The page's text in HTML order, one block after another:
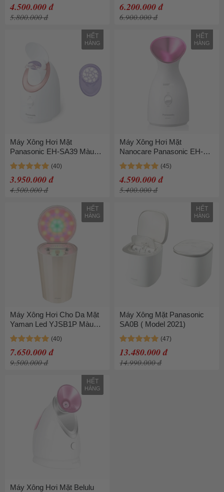
4.500.000 đ
5.800.000 đ
6.200.000 đ
6.900.000 đ
HẾT
HÀNG
Máy Xông Hơi Mặt
Panasonic EH-SA39 Màu
Trắng
3.950.000 đ
4.500.000 đ
HẾT
HÀNG
Máy Xông Hơi Mặt
Nanocare Panasonic EH-
SA31
4.590.000 đ
5.400.000 đ
HẾT
HÀNG
Máy Xông Hơi Cho Da Mặt
Yaman Led YJSB1P Màu
Be
7.650.000 đ
9.500.000 đ
HẾT
HÀNG
Máy Xông Mặt Panasonic
SA0B ( Model 2021)
13.480.000 đ
14.990.000 đ
HẾT
HÀNG
Máy Xông Hơi Mặt Belulu